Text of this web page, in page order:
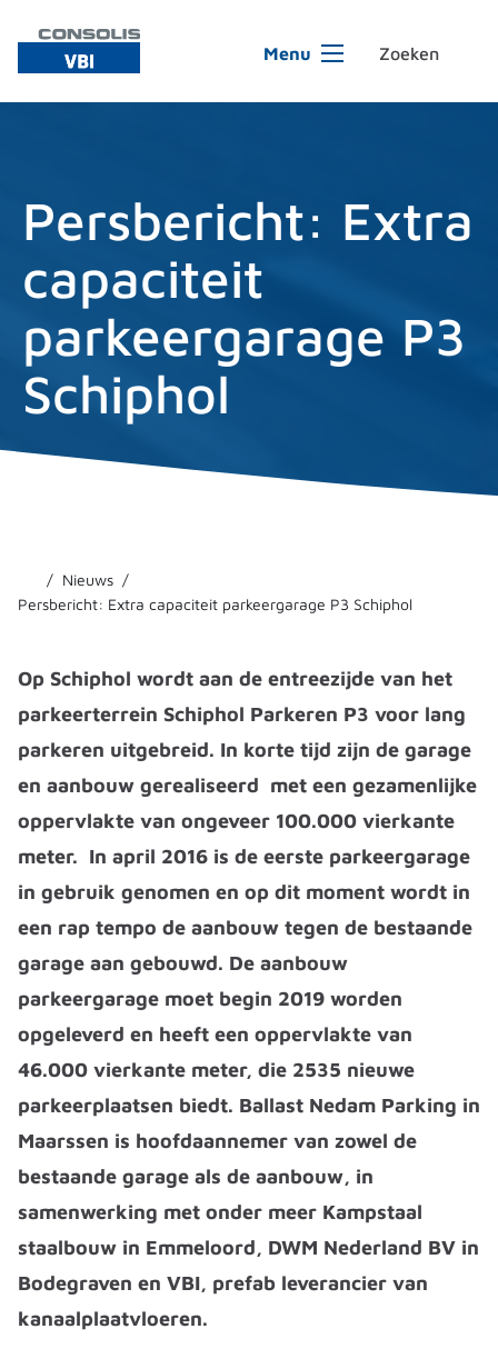
Menu
Persbericht: Extra
capaciteit
parkeergarage P3
Schiphol
Nieuws
Persbericht: Extra capaciteit parkeergarage P3 Schiphol
Op Schiphol wordt aan de entreezijde van het
parkeerterrein Schiphol Parkeren P3 voor lang
parkeren uitgebreid. In korte tijd zijn de garage
en aanbouw gerealiseerd met een gezamenlijke
oppervlakte van ongeveer 100.000 vierkante
meter. In april 2016 is de eerste parkeergarage
in gebruik genomen en op dit moment wordt in
een rap tempo de aanbouw tegen de bestaande
garage aan gebouwd. De aanbouw
parkeergarage moet begin 2019 worden
opgeleverd en heeft een oppervlakte van
46.000 vierkante meter, die 2535 nieuwe
parkeerplaatsen biedt. Ballast Nedam Parking in
Maarssen is hoofdaannemer van zowel de
bestaande garage als de aanbouw, in
samenwerking met onder meer Kampstaal
staalbouw in Emmeloord, DWM Nederland BV in
Bodegraven en VBI, prefab leverancier van
kanaalplaatvloeren.